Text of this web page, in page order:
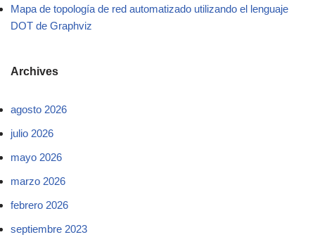
Mapa de topología de red automatizado utilizando el lenguaje
DOT de Graphviz
Archives
agosto 2026
julio 2026
mayo 2026
marzo 2026
febrero 2026
septiembre 2023